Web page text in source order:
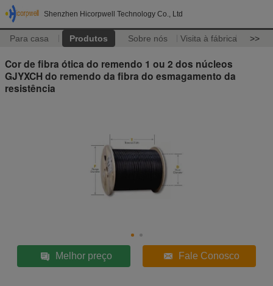
Shenzhen Hicorpwell Technology Co., Ltd
Para casa Produtos Sobre nós Visita à fábrica >>
Cor de fibra ótica do remendo 1 ou 2 dos núcleos
GJYXCH do remendo da fibra do esmagamento da
resistência
Melhor preço Fale Conosco